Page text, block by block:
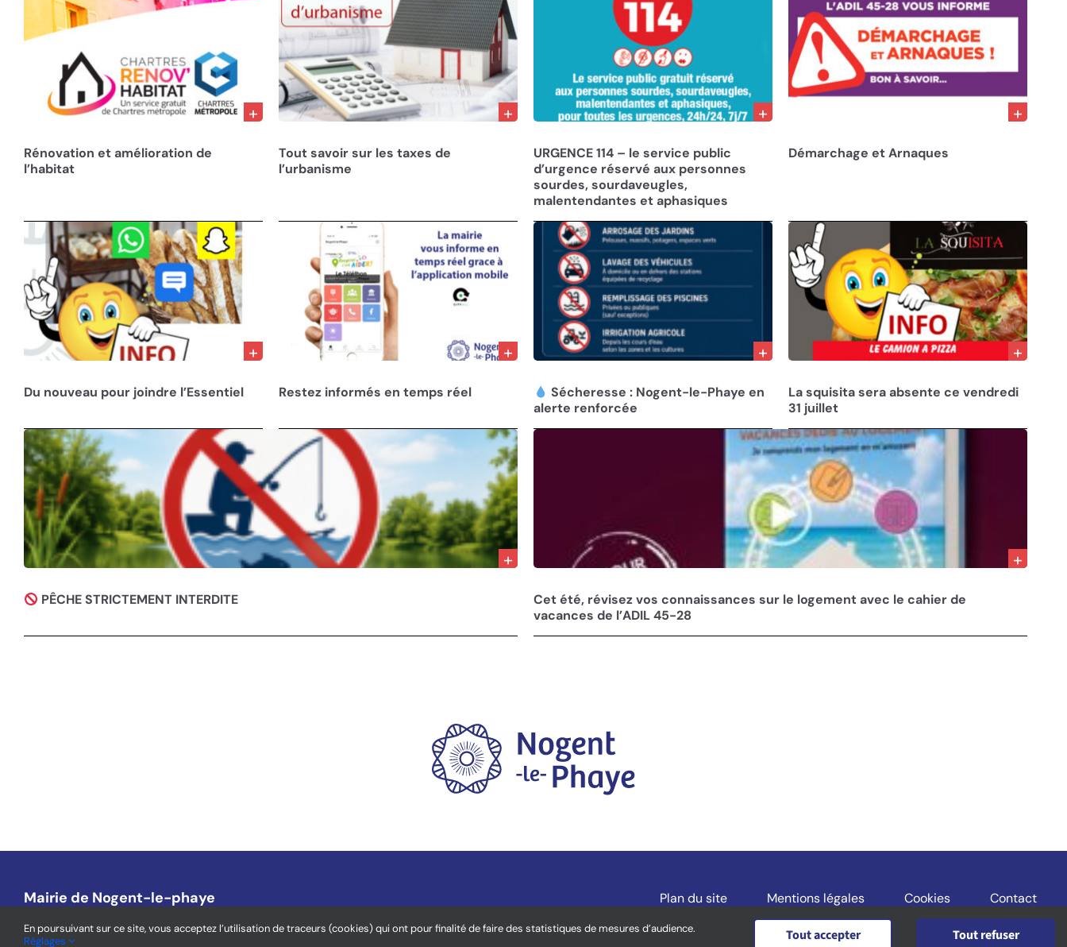
Rénovation et amélioration de
l’habitat
Tout savoir sur les taxes de
l’urbanisme
URGENCE 114 – le service public
d’urgence réservé aux personnes
sourdes, sourdaveugles,
malentendantes et aphasiques
Démarchage et Arnaques
Du nouveau pour joindre l’Essentiel Restez informés en temps réel
Sécheresse : Nogent-le-Phaye en
alerte renforcée
La squisita sera absente ce vendredi
31 juillet
PÊCHE STRICTEMENT INTERDITE
Cet été, révisez vos connaissances sur le logement avec le cahier de
vacances de l’ADIL 45-28
Mairie de Nogent-le-phaye
Plan du site Mentions légales Cookies Contact
En poursuivant sur ce site, vous acceptez l’utilisation de traceurs (cookies) qui ont pour finalité de faire des statistiques de mesures d’audience.
Réglages
Tout accepter Tout refuser